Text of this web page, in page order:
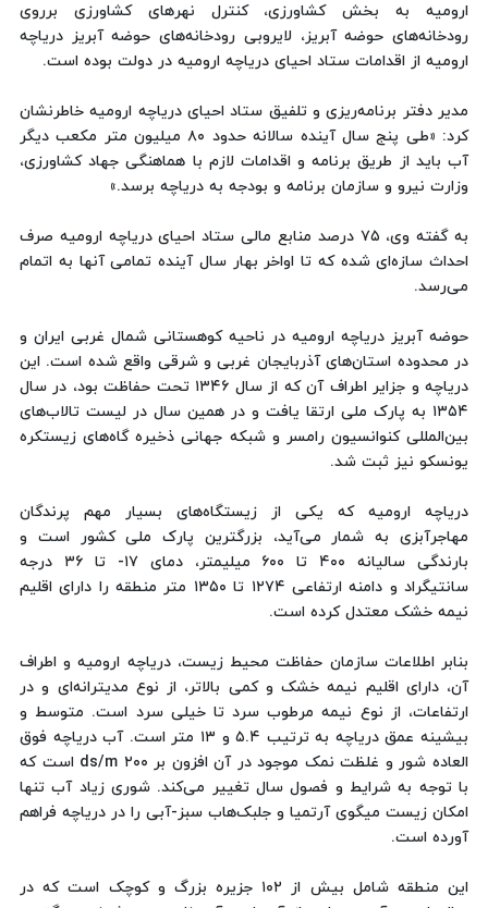
ارومیه به بخش کشاورزی، کنترل نهرهای کشاورزی برروی
رودخانه‌های حوضه آبریز، لایروبی رودخانه‌های حوضه آبریز دریاچه
ارومیه از اقدامات ستاد احیای دریاچه ارومیه در دولت بوده است.
مدیر دفتر برنامه‌ریزی و تلفیق ستاد احیای دریاچه ارومیه خاطرنشان
کرد: «طی پنج سال آینده سالانه حدود ۸۰ میلیون متر مکعب دیگر
آب باید از طریق برنامه و اقدامات لازم با هماهنگی جهاد کشاورزی،
وزارت نیرو و سازمان برنامه و بودجه به دریاچه برسد.»
به گفته وی، ۷۵ درصد منابع مالی ستاد احیای دریاچه ارومیه صرف
احداث سازه‌ای شده که تا اواخر بهار سال آینده تمامی آنها به اتمام
می‌رسد.
حوضه آبریز دریاچه ارومیه در ناحیه کوهستانی شمال غربی ایران و
در محدوده استان‌های آذربایجان غربی و شرقی واقع شده است. این
دریاچه و جزایر اطراف آن که از سال ۱۳۴۶ تحت حفاظت بود، در سال
۱۳۵۴ به پارک ملی ارتقا یافت و در همین سال در لیست تالاب‌های
بین‌المللی کنوانسیون رامسر و شبکه جهانی ذخیره گاه‌های زیستکره
یونسکو نیز ثبت شد.
دریاچه ارومیه که یکی از زیستگاه‌های بسیار مهم پرندگان
مهاجرآبزی به شمار می‌آید، بزرگترین پارک ملی کشور است و
بارندگی سالیانه ۴۰۰ تا ۶۰۰ میلیمتر، دمای ۱۷- تا ۳۶ درجه
سانتیگراد و دامنه ارتفاعی ۱۲۷۴ تا ۱۳۵۰ متر منطقه را دارای اقلیم
نیمه خشک معتدل کرده است.
بنابر اطلاعات سازمان حفاظت محیط زیست، دریاچه ارومیه و اطراف
آن، دارای اقلیم نیمه خشک و کمی بالاتر، از نوع مدیترانه‌ای و در
ارتفاعات، از نوع نیمه مرطوب سرد تا خیلی سرد است. متوسط و
بیشینه عمق دریاچه به ترتیب ۵.۴ و ۱۳ متر است. آب دریاچه فوق
العاده شور و غلظت نمک موجود در آن افزون بر ds/m ۲۰۰ است که
با توجه به شرایط و فصول سال تغییر می‌کند. شوری زیاد آب تنها
امکان زیست میگوی آرتمیا و جلبک‌هاب سبز-آبی را در دریاچه فراهم
آورده است.
این منطقه شامل بیش از ۱۰۲ جزیره بزرگ و کوچک است که در